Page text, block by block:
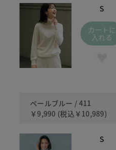
S
カートに
入れる
ペールブルー / 411
￥9,990 (税込 ￥10,989)
S